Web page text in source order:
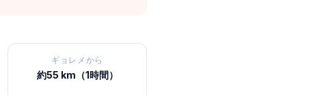
ギョレメから
約55 km（1時間）